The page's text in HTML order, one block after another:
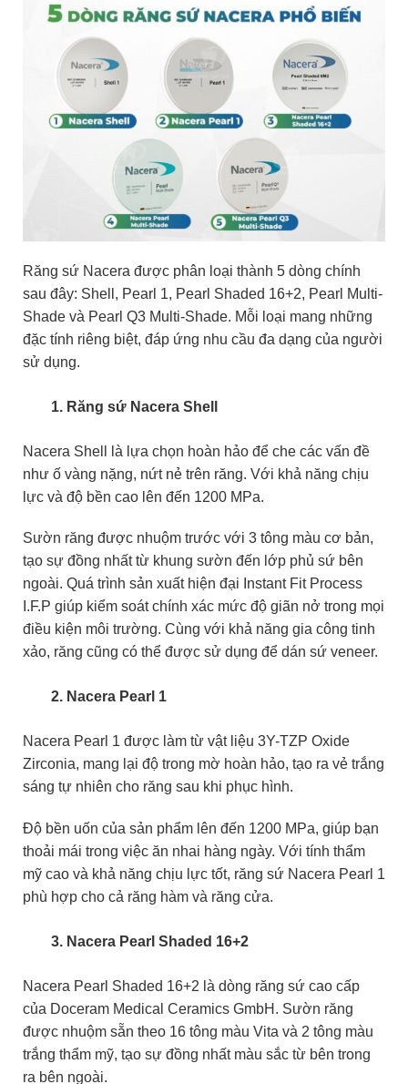
Răng sứ Nacera được phân loại thành 5 dòng chính
sau đây: Shell, Pearl 1, Pearl Shaded 16+2, Pearl Multi-
Shade và Pearl Q3 Multi-Shade. Mỗi loại mang những
đặc tính riêng biệt, đáp ứng nhu cầu đa dạng của người
sử dụng.
Răng sứ Nacera Shell
Nacera Shell là lựa chọn hoàn hảo để che các vấn đề
như ố vàng nặng, nứt nẻ trên răng. Với khả năng chịu
lực và độ bền cao lên đến 1200 MPa.
Sườn răng được nhuộm trước với 3 tông màu cơ bản,
tạo sự đồng nhất từ khung sườn đến lớp phủ sứ bên
ngoài. Quá trình sản xuất hiện đại Instant Fit Process
I.F.P giúp kiểm soát chính xác mức độ giãn nở trong mọi
điều kiện môi trường. Cùng với khả năng gia công tinh
xảo, răng cũng có thể được sử dụng để dán sứ veneer.
Nacera Pearl 1
Nacera Pearl 1 được làm từ vật liệu 3Y-TZP Oxide
Zirconia, mang lại độ trong mờ hoàn hảo, tạo ra vẻ trắng
sáng tự nhiên cho răng sau khi phục hình.
Độ bền uốn của sản phẩm lên đến 1200 MPa, giúp bạn
thoải mái trong việc ăn nhai hàng ngày. Với tính thẩm
mỹ cao và khả năng chịu lực tốt, răng sứ Nacera Pearl 1
phù hợp cho cả răng hàm và răng cửa.
Nacera Pearl Shaded 16+2
Nacera Pearl Shaded 16+2 là dòng răng sứ cao cấp
của Doceram Medical Ceramics GmbH. Sườn răng
được nhuộm sẵn theo 16 tông màu Vita và 2 tông màu
trắng thẩm mỹ, tạo sự đồng nhất màu sắc từ bên trong
ra bên ngoài.